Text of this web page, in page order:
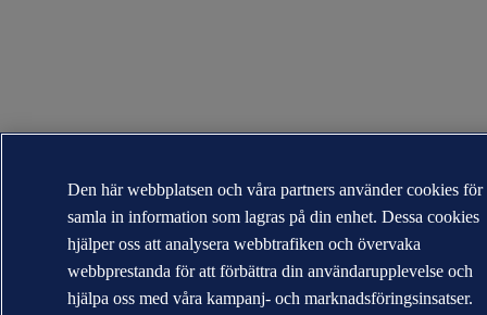
Den här webbplatsen och våra partners använder cookies för
samla in information som lagras på din enhet. Dessa cookies
hjälper oss att analysera webbtrafiken och övervaka
webbprestanda för att förbättra din användarupplevelse och
hjälpa oss med våra kampanj- och marknadsföringsinsatser.